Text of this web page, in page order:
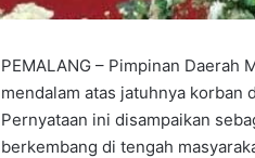
​PEMALANG – Pimpinan Daerah
mendalam atas jatuhnya korban
Pernyataan ini disampaikan
berkembang di tengah